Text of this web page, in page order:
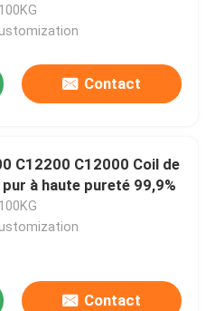
Contact
C12200 C12000 Coil de
à haute pureté 99,9%
Contact